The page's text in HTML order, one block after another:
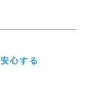
心する